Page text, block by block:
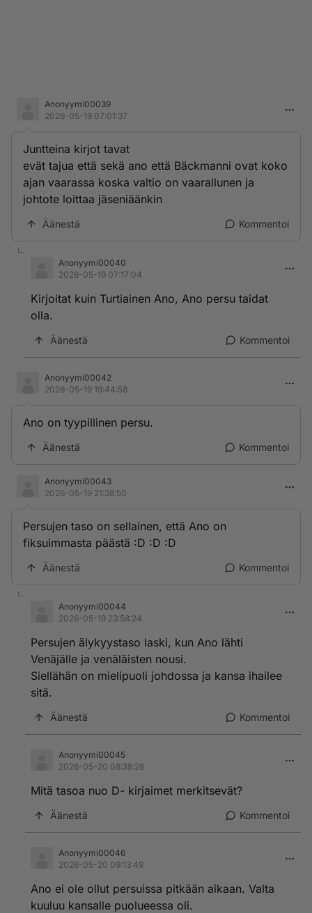
Anonyymi00039
2026-05-19 07:01:37
Juntteina kirjot tavat
evät tajua että sekä ano että Bäckmanni ovat koko
ajan vaarassa koska valtio on vaarallunen ja
johtote loittaa jäseniäänkin
Äänestä Kommentoi
Anonyymi00040
2026-05-19 07:17:04
Kirjoitat kuin Turtiainen Ano, Ano persu taidat
olla.
Äänestä Kommentoi
Anonyymi00042
2026-05-19 19:44:58
Ano on tyypillinen persu.
Äänestä Kommentoi
Anonyymi00043
2026-05-19 21:38:50
Persujen taso on sellainen, että Ano on
fiksuimmasta päästä :D :D :D
Äänestä Kommentoi
Anonyymi00044
2026-05-19 23:58:24
Persujen älykyystaso laski, kun Ano lähti
Venäjälle ja venäläisten nousi.
Siellähän on mielipuoli johdossa ja kansa ihailee
sitä.
Äänestä Kommentoi
Anonyymi00045
2026-05-20 08:38:28
Mitä tasoa nuo D- kirjaimet merkitsevät?
Äänestä Kommentoi
Anonyymi00046
2026-05-20 09:13:49
Ano ei ole ollut persuissa pitkään aikaan. Valta
kuuluu kansalle puolueessa oli.